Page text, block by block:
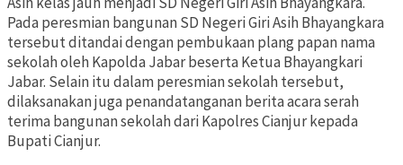
Pada peresmian bangunan SD Negeri Giri Asih Bhayangkara
tersebut ditandai dengan pembukaan plang papan nama
sekolah oleh Kapolda Jabar beserta Ketua Bhayangkari
Jabar. Selain itu dalam peresmian sekolah tersebut,
dilaksanakan juga penandatanganan berita acara serah
terima bangunan sekolah dari Kapolres Cianjur kepada
Bupati Cianjur.